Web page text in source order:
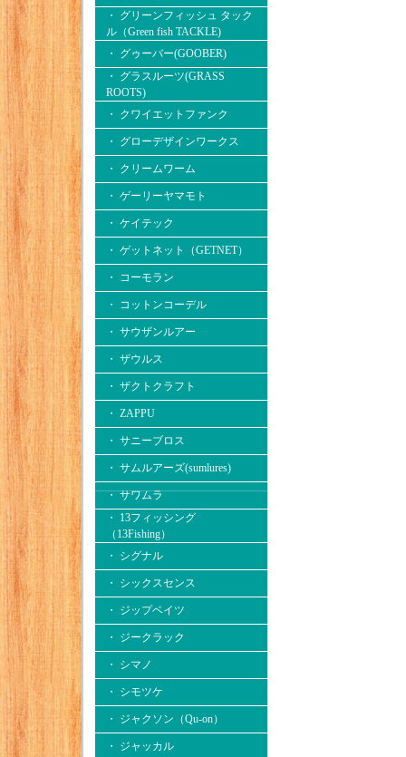
・ グリーンフィッシュ タック
ル（Green fish TACKLE)
・ グゥーバー(GOOBER)
・ グラスルーツ(GRASS
ROOTS)
・ クワイエットファンク
・ グローデザインワークス
・ クリームワーム
・ ゲーリーヤマモト
・ ケイテック
・ ゲットネット（GETNET）
・ コーモラン
・ コットンコーデル
・ サウザンルアー
・ ザウルス
・ ザクトクラフト
・ ZAPPU
・ サニーブロス
・ サムルアーズ(sumlures)
・ サワムラ
・ 13フィッシング
（13Fishing）
・ シグナル
・ シックスセンス
・ ジップベイツ
・ ジークラック
・ シマノ
・ シモツケ
・ ジャクソン（Qu-on）
・ ジャッカル